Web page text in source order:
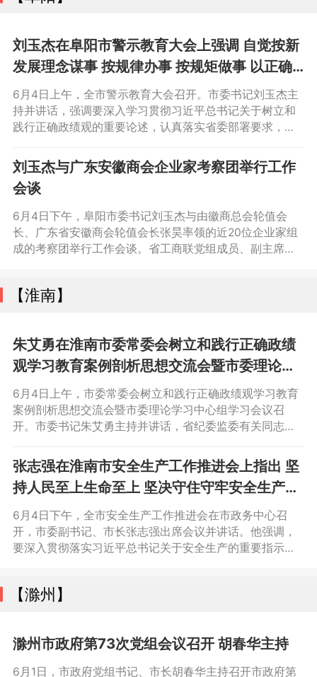
刘玉杰在阜阳市警示教育大会上强调 自觉按新
发展理念谋事 按规律办事 按规矩做事 以正确
政绩观真抓实干创先争优
6月4日上午，全市警示教育大会召开。市委书记刘玉杰主
持并讲话，强调要深入学习贯彻习近平总书记关于树立和
践行正确政绩观的重要论述，认真落实省委部署要求，深
以实干出政绩，自觉按新发展理念谋事、按规律办事、按
规矩做事，以正确政绩观真抓实干、创先争优，奋力实
现“十五五”开好局、起好步。市委副书记、市长胡明文，市
人大常委会主任章绍伟，市政协主席吕国平，市委副
刘玉杰与广东安徽商会企业家考察团举行工作
会谈
6月4日下午，阜阳市委书记刘玉杰与由徽商总会轮值会
长、广东省安徽商会轮值会长张昊率领的近20位企业家组
成的考察团举行工作会谈。省工商联党组成员、副主席人
【淮南】
朱艾勇在淮南市委常委会树立和践行正确政绩
观学习教育案例剖析思想交流会暨市委理论学
习中心组学习会议上强调 对照正反面典型案例
检身正己 切实把正确政绩观根植于心践之于行
张志强陈儒江蔡宜骅时志远出席
6月4日上午，市委常委会树立和践行正确政绩观学习教育
案例剖析思想交流会暨市委理论学习中心组学习会议召
开。市委书记朱艾勇主持并讲话，省纪委监委有关同志到
常委会主任陈儒江，市政协主席蔡宜骅，市委副书记时志
远，市委常委，其他在职市级领导干部出席。
张志强在淮南市安全生产工作推进会上指出 坚
持人民至上生命至上 坚决守住守牢安全生产底
线
6月4日下午，全市安全生产工作推进会在市政务中心召
开，市委副书记、市长张志强出席会议并讲话。他强调，
要深入贯彻落实习近平总书记关于安全生产的重要指示精
治，坚决守住守牢安全生产底线。市领导文见宝、晁友
【滁州】
滁州市政府第73次党组会议召开 胡春华主持
​6月1日，市政府党组书记、市长胡春华主持召开市政府第